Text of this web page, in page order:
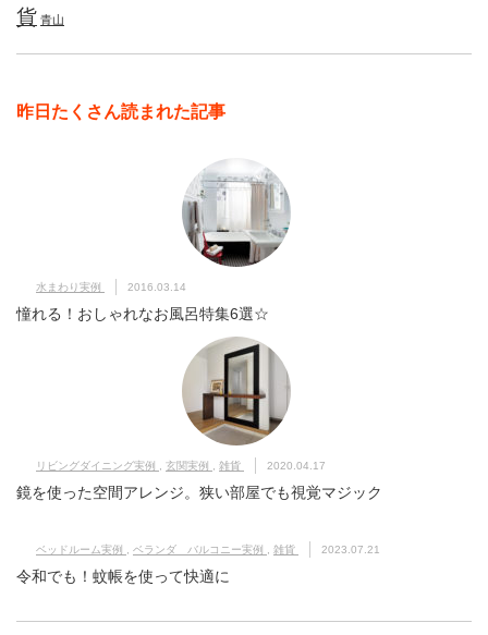
貨 青山
昨日たくさん読まれた記事
水まわり実例 2016.03.14
憧れる！おしゃれなお風呂特集6選☆
リビングダイニング実例 , 玄関実例 , 雑貨 2020.04.17
鏡を使った空間アレンジ。狭い部屋でも視覚マジック
ベッドルーム実例 , ベランダ バルコニー実例 , 雑貨 2023.07.21
令和でも！蚊帳を使って快適に